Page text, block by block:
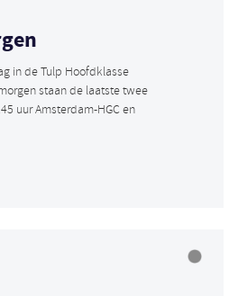
in de Tulp Hoofdklasse
staan de laatste twee
uur Amsterdam-HGC en